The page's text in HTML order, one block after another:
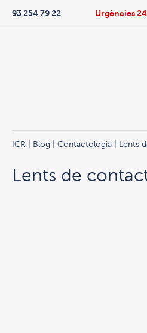
Urgències
93 254 79 22
ICR Blog Contactologia | Lents
Lents de